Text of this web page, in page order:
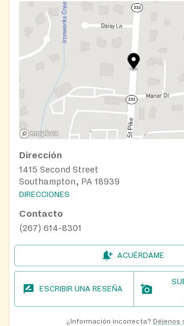
Dirección
1415 Second Street
Southampton, PA 18939
DIRECCIONES
Contacto
(267) 614-8301
ACUÉRDAME
ESCRIBIR UNA RESEÑA
¿Información incorrecta? Déjenos